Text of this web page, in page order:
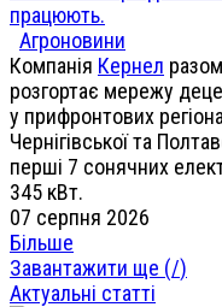
працюють.
Агроновини
Компанія Кернел
розгортає мережу
у прифронтових
Чернігівської та
перші 7 сонячних
345 кВт.
07 серпня 2026
Більше
Завантажити ще (/)
Актуальні статті